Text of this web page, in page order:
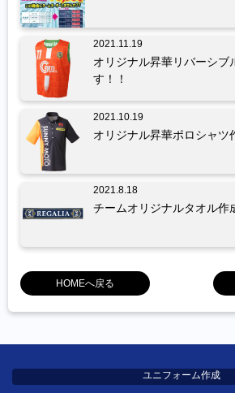
2021.11.19
オリジナル昇華リバーシブ
す！！
2021.10.19
オリジナル昇華ポロシャツ
2021.8.18
チームオリジナルタオル作
HOMEへ戻る
ユニフォーム作成